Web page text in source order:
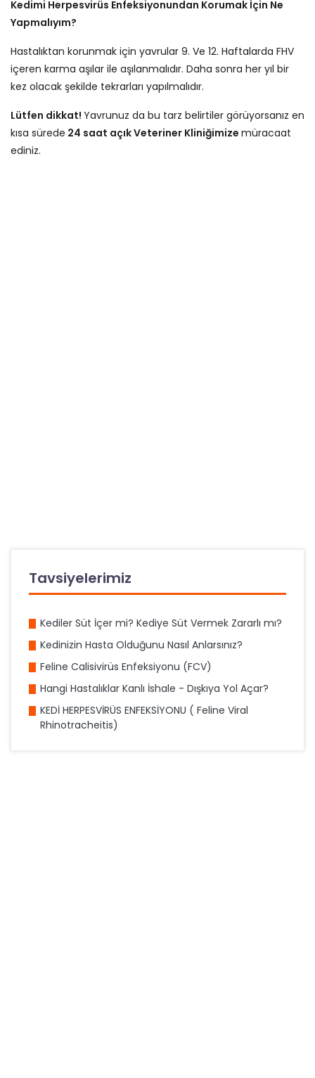
Kedimi Herpesvirüs Enfeksiyonundan Korumak İçin Ne
Yapmalıyım?
Hastalıktan korunmak için yavrular 9. Ve 12. Haftalarda FHV
içeren karma aşılar ile aşılanmalıdır. Daha sonra her yıl bir
kez olacak şekilde tekrarları yapılmalıdır.
Lütfen dikkat! Yavrunuz da bu tarz belirtiler görüyorsanız en
kısa sürede 24 saat açık Veteriner Kliniğimize müracaat
ediniz.
Tavsiyelerimiz
Kediler Süt İçer mi? Kediye Süt Vermek Zararlı mı?
Kedinizin Hasta Olduğunu Nasıl Anlarsınız?
Feline Calisivirüs Enfeksiyonu (FCV)
Hangi Hastalıklar Kanlı İshale - Dışkıya Yol Açar?
KEDİ HERPESVİRÜS ENFEKSİYONU ( Feline Viral
Rhinotracheitis)